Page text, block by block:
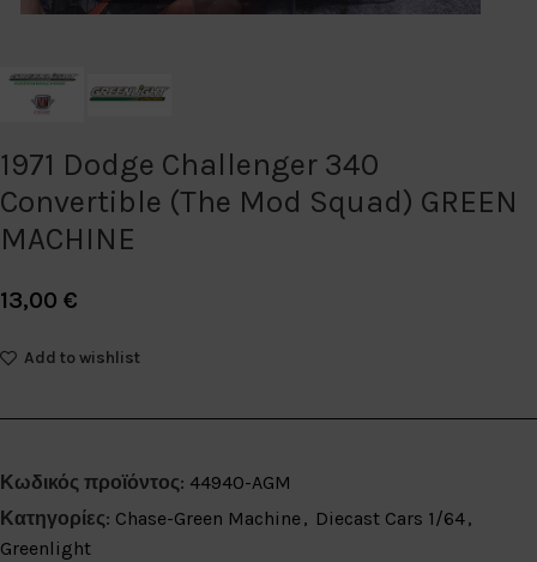
1971 Dodge Challenger 340
Convertible (The Mod Squad) GREEN
MACHINE
13,00 €
Add to wishlist
Κωδικός προϊόντος: 44940-AGM
Κατηγορίες: Chase-Green Machine , Diecast Cars 1/64,
Greenlight